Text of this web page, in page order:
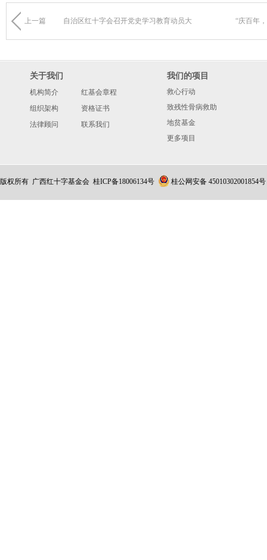
上一篇 自治区红十字会召开党史学习教育动员大 “庆百年
关于我们
机构简介
红基会章程
组织架构
资格证书
法律顾问
联系我们
我们的项目
救心行动
致残性骨病救助
地贫基金
更多项目
版权所有 广西红十字基金会 桂ICP备18006134号 桂公网安备 45010302001854号